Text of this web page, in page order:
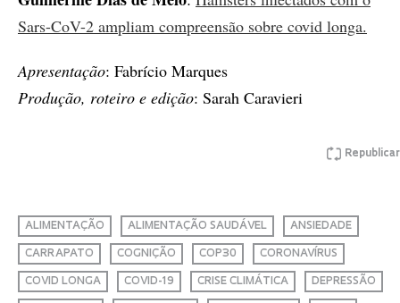
Sars-CoV-2 ampliam compreensão sobre covid longa.
Apresentação: Fabrício Marques
Produção, roteiro e edição: Sarah Caravieri
Republicar
ALIMENTAÇÃO ALIMENTAÇÃO SAUDÁVEL ANSIEDADE
CARRAPATO COGNIÇÃO COP30 CORONAVÍRUS
COVID LONGA COVID-19 CRISE CLIMÁTICA DEPRESSÃO